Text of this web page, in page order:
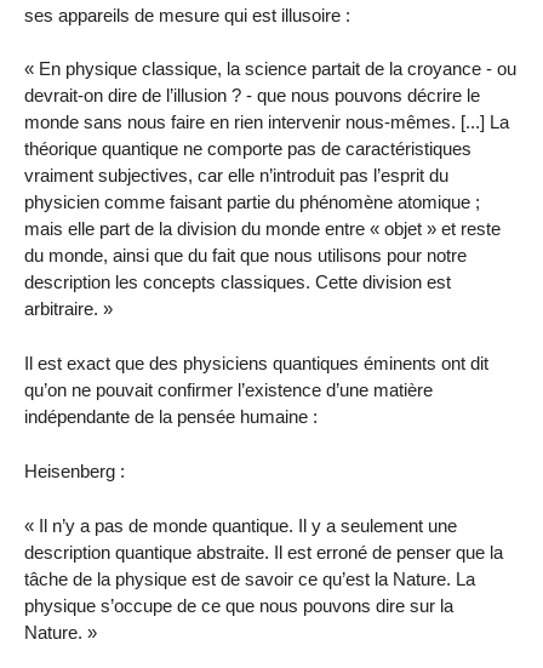
ses appareils de mesure qui est illusoire :
« En physique classique, la science partait de la croyance - ou
devrait-on dire de l’illusion ? - que nous pouvons décrire le
monde sans nous faire en rien intervenir nous-mêmes. [...] La
théorique quantique ne comporte pas de caractéristiques
vraiment subjectives, car elle n’introduit pas l’esprit du
physicien comme faisant partie du phénomène atomique ;
mais elle part de la division du monde entre « objet » et reste
du monde, ainsi que du fait que nous utilisons pour notre
description les concepts classiques. Cette division est
arbitraire. »
Il est exact que des physiciens quantiques éminents ont dit
qu’on ne pouvait confirmer l’existence d’une matière
indépendante de la pensée humaine :
Heisenberg :
« Il n’y a pas de monde quantique. Il y a seulement une
description quantique abstraite. Il est erroné de penser que la
tâche de la physique est de savoir ce qu’est la Nature. La
physique s’occupe de ce que nous pouvons dire sur la
Nature. »